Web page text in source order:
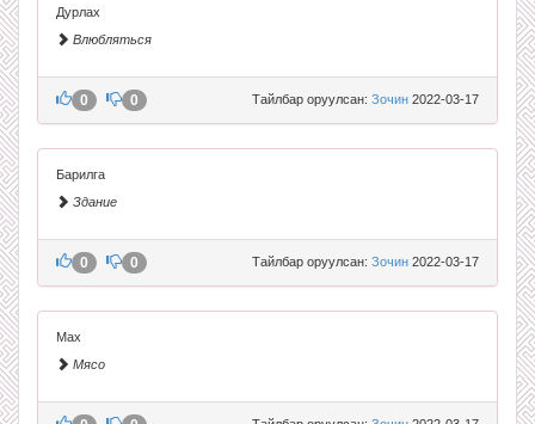
Дурлах
Влюбляться
Тайлбар оруулсан: Зочин 2022-03-17
0 0
Барилга
Здание
Тайлбар оруулсан: Зочин 2022-03-17
0 0
Мах
Мясо